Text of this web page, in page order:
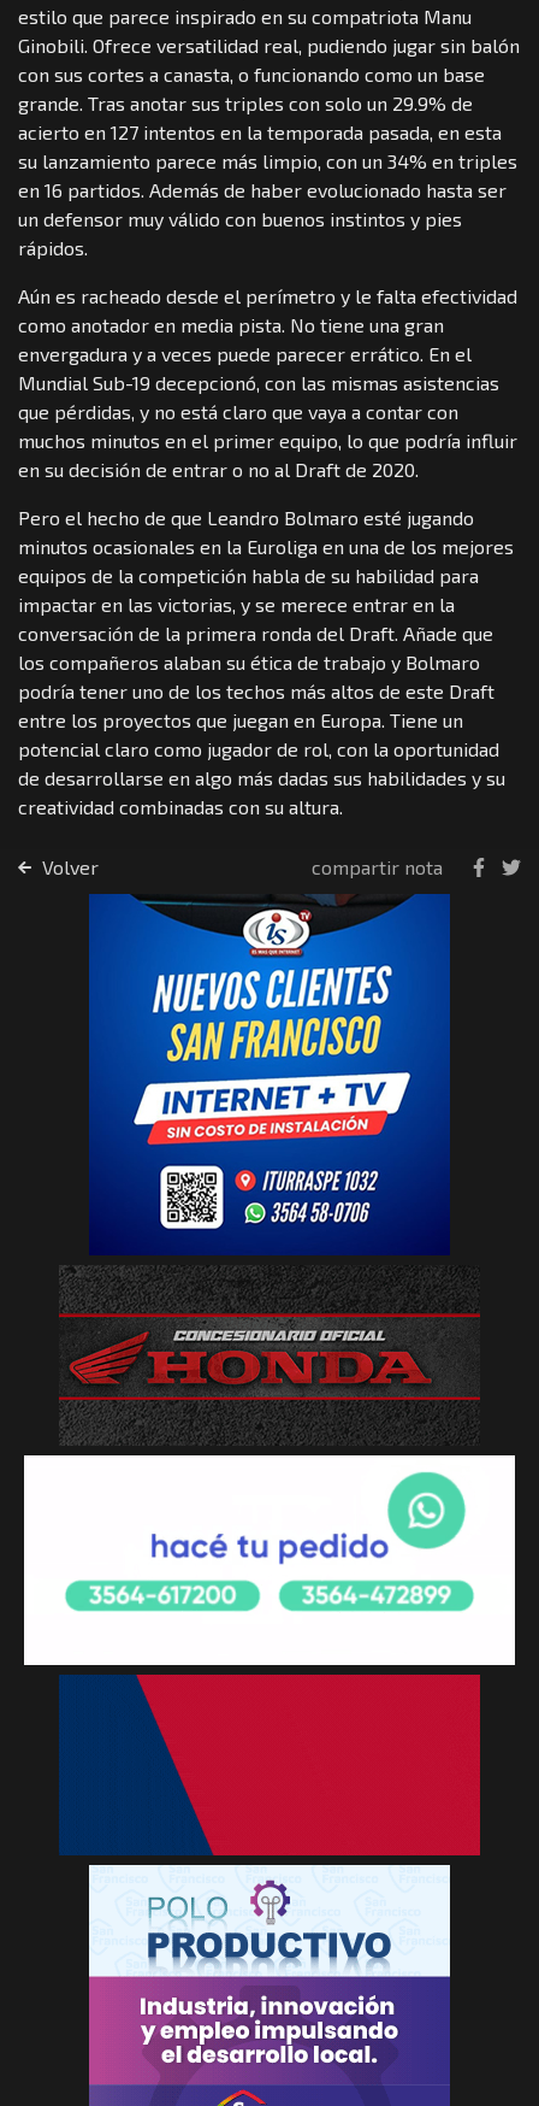
estilo que parece inspirado en su compatriota Manu
Ginobili. Ofrece versatilidad real, pudiendo jugar sin balón
con sus cortes a canasta, o funcionando como un base
grande. Tras anotar sus triples con solo un 29.9% de
acierto en 127 intentos en la temporada pasada, en esta
su lanzamiento parece más limpio, con un 34% en triples
en 16 partidos. Además de haber evolucionado hasta ser
un defensor muy válido con buenos instintos y pies
rápidos.
Aún es racheado desde el perímetro y le falta efectividad
como anotador en media pista. No tiene una gran
envergadura y a veces puede parecer errático. En el
Mundial Sub-19 decepcionó, con las mismas asistencias
que pérdidas, y no está claro que vaya a contar con
muchos minutos en el primer equipo, lo que podría influir
en su decisión de entrar o no al Draft de 2020.
Pero el hecho de que Leandro Bolmaro esté jugando
minutos ocasionales en la Euroliga en una de los mejores
equipos de la competición habla de su habilidad para
impactar en las victorias, y se merece entrar en la
conversación de la primera ronda del Draft. Añade que
los compañeros alaban su ética de trabajo y Bolmaro
podría tener uno de los techos más altos de este Draft
entre los proyectos que juegan en Europa. Tiene un
potencial claro como jugador de rol, con la oportunidad
de desarrollarse en algo más dadas sus habilidades y su
creatividad combinadas con su altura.
Volver compartir nota